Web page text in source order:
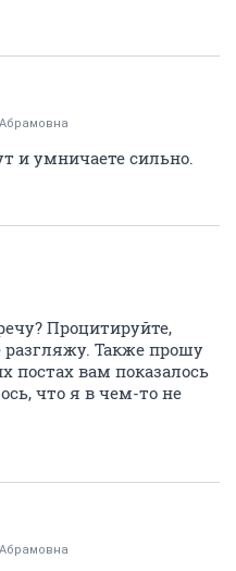
и умничаете сильно.
Процитируйте,
разгляжу. Также прошу
постах вам показалось
что я в чем-то не